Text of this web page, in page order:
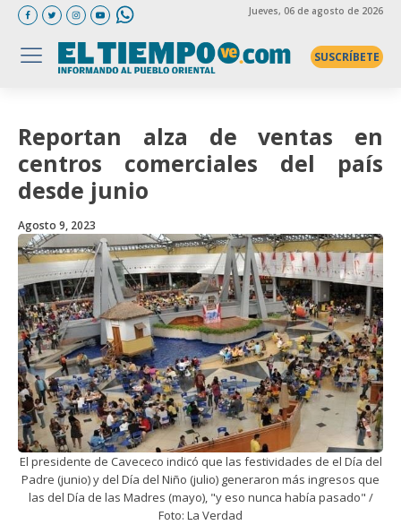
Jueves, 06 de agosto de 2026
SUSCRÍBETE
Reportan alza de ventas en
centros comerciales del país
desde junio
Agosto 9, 2023
El presidente de Cavececo indicó que las festividades de el Día del
Padre (junio) y del Día del Niño (julio) generaron más ingresos que
las del Día de las Madres (mayo), "y eso nunca había pasado" /
Foto: La Verdad